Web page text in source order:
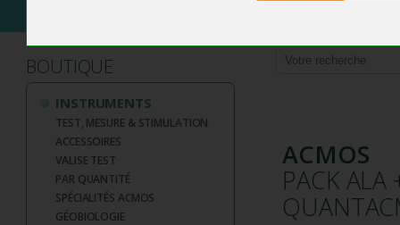
BOUTIQUE
INSTRUMENTS
TEST, MESURE & STIMULATION
ACCESSOIRES
VALISE TEST
PAR QUANTITÉ
SPÉCIALITÉS ACMOS
GÉOBIOLOGIE
ACMOS
PACK ALA